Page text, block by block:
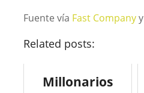
Fuente vía Fast Companyy
Related posts:
Millonarios